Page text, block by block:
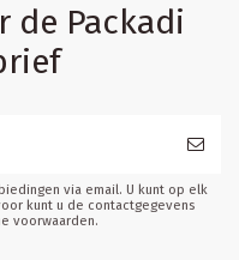
de Packadi
via email. U kunt op elk
kunt u de contactgegevens
voorwaarden.